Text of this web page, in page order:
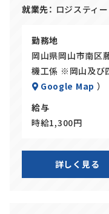
SHARE
就業先 ロジスティ
勤務地
岡山県岡山市南区
機工係 ※岡山及び
Google Map ）
給与
時給1,300円
詳しく見る